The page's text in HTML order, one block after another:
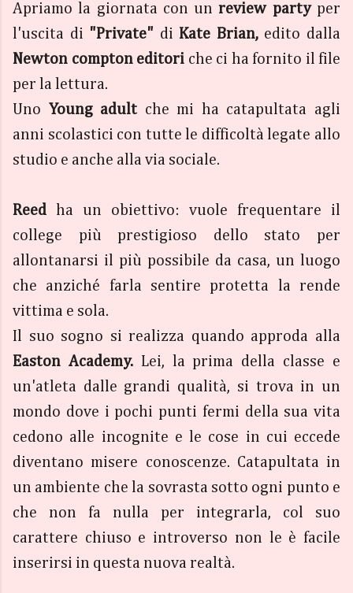
Apriamo la giornata con unreview party per
l'uscita di "Private" di Kate Brian, edito dalla
Newton compton editori che ci ha fornito il file
per la lettura.
Uno Young adult che mi ha catapultata agli
anni scolastici con tutte le difficoltà legate allo
studio e anche alla via sociale.
Reed ha un obiettivo: vuole frequentare il
college più prestigioso dello stato per
allontanarsi il più possibile da casa, un luogo
che anziché farla sentire protetta la rende
vittima e sola.
Il suo sogno si realizza quando approda alla
Easton Academy.Lei, la prima della classe e
un'atleta dalle grandi qualità, si trova in un
mondo dove i pochi punti fermi della sua vita
cedono alle incognite e le cose in cui eccede
diventano misere conoscenze. Catapultata in
un ambiente che la sovrasta sotto ogni punto e
che non fa nulla per integrarla, col suo
carattere chiuso e introverso non le è facile
inserirsi in questa nuova realtà.